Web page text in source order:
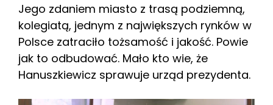
Jego zdaniem miasto z trasą podziemną,
kolegiatą, jednym z największych rynków w
Polsce zatraciło tożsamość i jakość. Powie
jak to odbudować. Mało kto wie, że
Hanuszkiewicz sprawuje urząd prezydenta.